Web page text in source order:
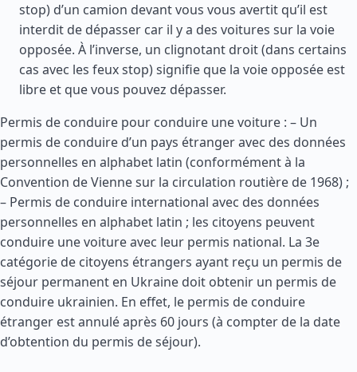
stop) d’un camion devant vous vous avertit qu’il est
interdit de dépasser car il y a des voitures sur la voie
opposée. À l’inverse, un clignotant droit (dans certains
cas avec les feux stop) signifie que la voie opposée est
libre et que vous pouvez dépasser.
Permis de conduire pour conduire une voiture : – Un
permis de conduire d’un pays étranger avec des données
personnelles en alphabet latin (conformément à la
Convention de Vienne sur la circulation routière de 1968) ;
– Permis de conduire international avec des données
personnelles en alphabet latin ; les citoyens peuvent
conduire une voiture avec leur permis national. La 3e
catégorie de citoyens étrangers ayant reçu un permis de
séjour permanent en Ukraine doit obtenir un permis de
conduire ukrainien. En effet, le permis de conduire
étranger est annulé après 60 jours (à compter de la date
d’obtention du permis de séjour).